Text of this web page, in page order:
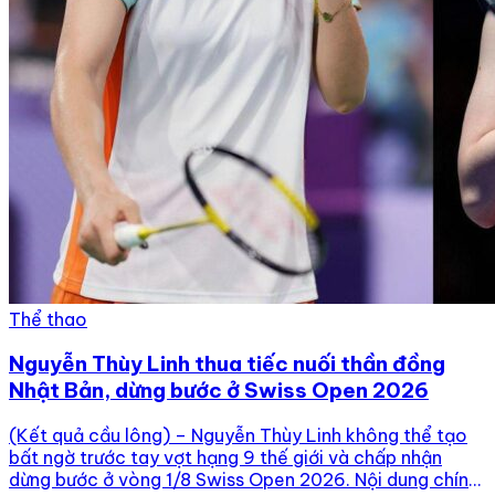
Thể thao
Nguyễn Thùy Linh thua tiếc nuối thần đồng
Nhật Bản, dừng bước ở Swiss Open 2026
(Kết quả cầu lông) – Nguyễn Thùy Linh không thể tạo
bất ngờ trước tay vợt hạng 9 thế giới và chấp nhận
dừng bước ở vòng 1/8 Swiss Open 2026. Nội dung chính